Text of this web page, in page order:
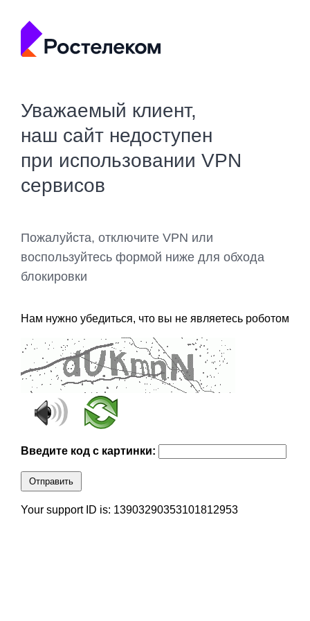
Уважаемый клиент,
наш сайт недоступен
при использовании VPN
сервисов
Пожалуйста, отключите VPN или
воспользуйтесь формой ниже для обхода
блокировки
Нам нужно убедиться, что вы не являетесь роботом
Введите код с картинки:
Отправить
Your support ID is: 13903290353101812953